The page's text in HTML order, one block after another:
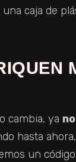
caja de
cambia, ya
hasta
un